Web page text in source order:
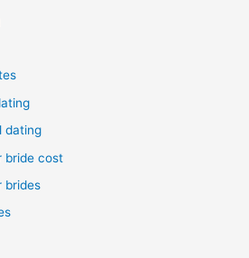
dating
bride cost
brides